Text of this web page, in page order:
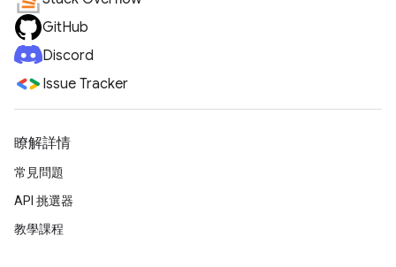
GitHub
Discord
Issue Tracker
瞭解詳情
常見問題
API 挑選器
教學課程